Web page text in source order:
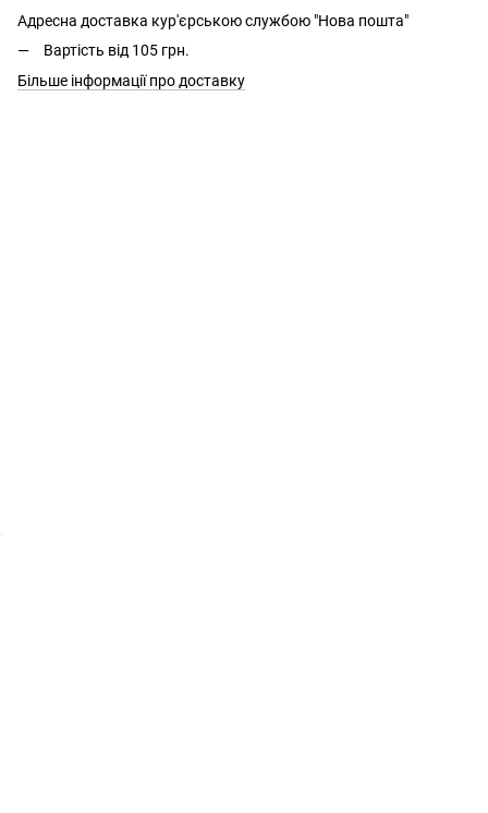
Адресна доставка кур'єрською службою "Нова пошта"
Вартість від 105 грн.
Більше інформації про доставку